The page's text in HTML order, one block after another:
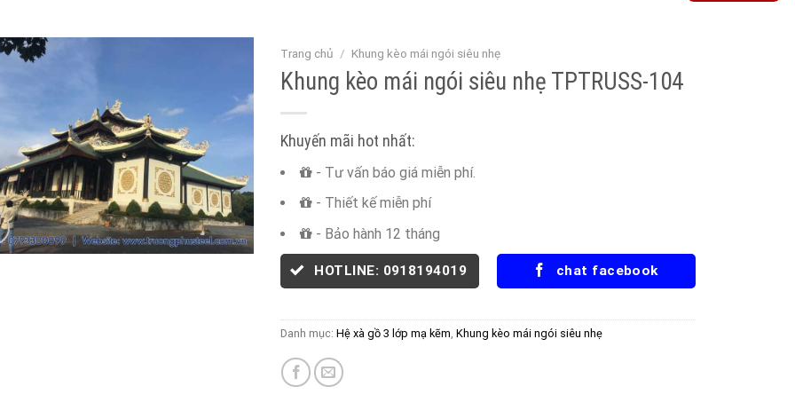
Trang chủ / Khung kèo mái ngói siêu nhẹ
Khung kèo mái ngói siêu nhẹ TPTRUSS-104
Khuyến mãi hot nhất:
- Tư vấn báo giá miễn phí.
- Thiết kế miễn phí
- Bảo hành 12 tháng
HOTLINE: 0918194019 chat facebook
Danh mục: Hệ xà gồ 3 lớp mạ kẽm Khung kèo mái ngói siêu nhẹ